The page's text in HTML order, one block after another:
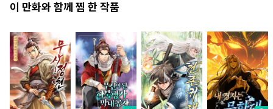
이 만화와 함께 찜 한 작품